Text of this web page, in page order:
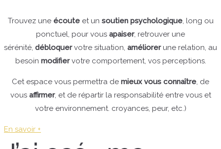
Trouvez une écouteet un soutien psychologique, long ou
ponctuel, pour vous apaiser, retrouver une
sérénité, débloquervotre situation, améliorerune relation, au
besoin modifiervotre comportement, vos perceptions.
Cet espace vous permettra de mieux vous connaître, de
vous affirmer, et de répartir la responsabilité entre vous et
votre environnement. croyances, peur, etc.)
En savoir +